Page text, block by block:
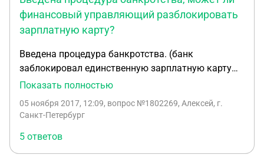
финансовый управляющий разблокировать
зарплатную карту?
Введена процедура банкротства. (банк
заблокировал единственную зарплатную карту
(никакого ареста) говорит только финансовый
финансовый управляющий разблокировать
кредита. Адвокат сказал, что ФУ приедет сходит в
банк и разблокирует.Возможно ли это на
Показать полностью
05 ноября 2017, 12:09, вопрос №1802269, Алексей, г.
Санкт-Петербург
5 ответов